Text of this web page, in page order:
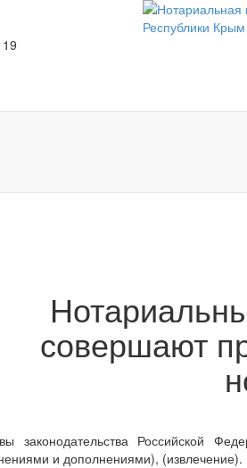
совершают
законодательства Российской
и дополнениями), (извлечение).